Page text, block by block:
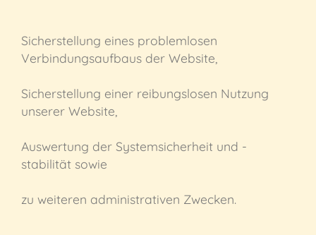
Sicherstellung eines problemlosen
Verbindungsaufbaus der Website,
Sicherstellung einer reibungslosen Nutzung
unserer Website,
Auswertung der Systemsicherheit und -
stabilität sowie
zu weiteren administrativen Zwecken.